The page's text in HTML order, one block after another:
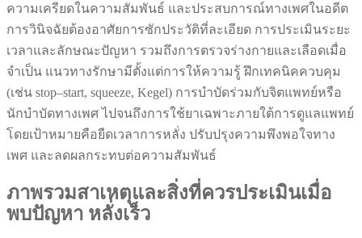
ความเครียดในความสัมพันธ์ และประสบการณ์ทางเพศในอดีต
การวินิจฉัยต้องอาศัยการซักประวัติที่ละเอียด การประเมินระยะ
เวลาและลักษณะปัญหา รวมถึงการตรวจร่างกายและเลือดเมื่อ
จำเป็น แนวทางรักษามีตั้งแต่การให้ความรู้ ฝึกเทคนิคควบคุม
(เช่น stop–start, squeeze, Kegel) การบำบัดร่วมกับจิตแพทย์หรือ
นักบำบัดทางเพศ ไปจนถึงการใช้ยาเฉพาะภายใต้การดูแลแพทย์
โดยเป้าหมายคือยืดเวลาการหลั่ง ปรับปรุงความพึงพอใจทาง
เพศ และลดผลกระทบต่อความสัมพันธ์
ภาพรวมสาเหตุและสิ่งที่ควรประเมินเมื่อ
พบปัญหา หลั่งเร็ว